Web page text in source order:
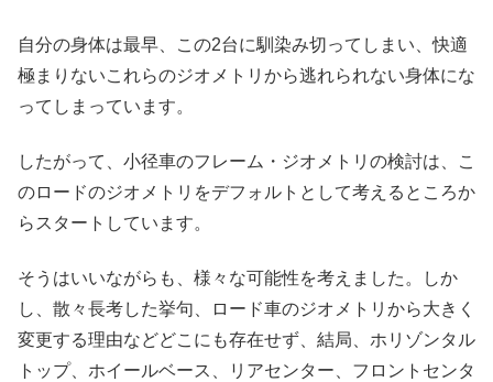
自分の身体は最早、この2台に馴染み切ってしまい、快適
極まりないこれらのジオメトリから逃れられない身体にな
ってしまっています。
したがって、小径車のフレーム・ジオメトリの検討は、こ
のロードのジオメトリをデフォルトとして考えるところか
らスタートしています。
そうはいいながらも、様々な可能性を考えました。しか
し、散々長考した挙句、ロード車のジオメトリから大きく
変更する理由などどこにも存在せず、結局、ホリゾンタル
トップ、ホイールベース、リアセンター、フロントセンタ